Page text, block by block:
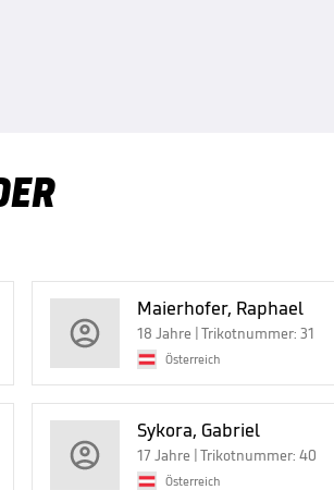
Maierhofer, Raphael
18 Jahre | Trikotnummer: 31
Österreich
Sykora, Gabriel
17 Jahre | Trikotnummer: 40
Österreich